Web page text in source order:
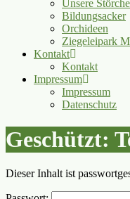
Unsere Störche
Bildungsacker
Orchideen
Ziegeleipark
Kontakt
Kontakt
Impressum
Impressum
Datenschutz
Geschützt:
Dieser Inhalt ist